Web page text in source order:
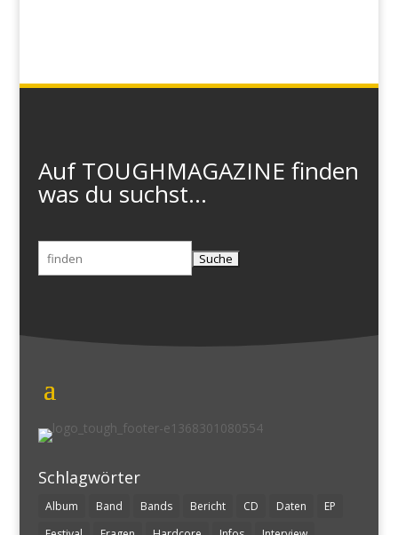
Auf TOUGHMAGAZINE finden
was du suchst...
Suchen
nach:
Schlagwörter
Album Band Bands Bericht CD Daten
EP